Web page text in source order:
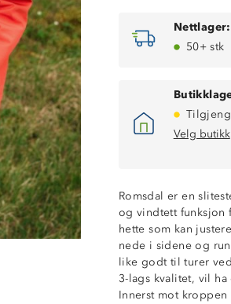
Nettlager:
50+ stk
Velg butikk
Romsdal er en
og vindtett funksjon
hette som kan
nede i sidene og
like godt til turer
3-lags kvalitet, vil
Innerst mot
Vanntett (12
Tapede sømmer
Glatt innside
2
1 innvendig
Fast hette med